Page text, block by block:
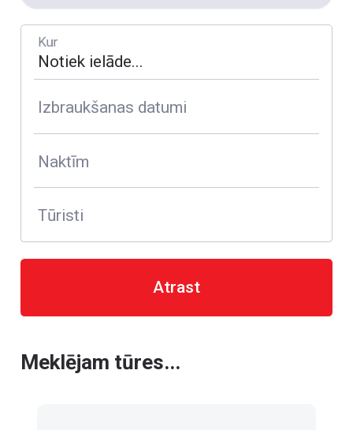
Kur
Izbraukšanas datumi
Naktīm
Tūristi
Atrast
Meklējam tūres...